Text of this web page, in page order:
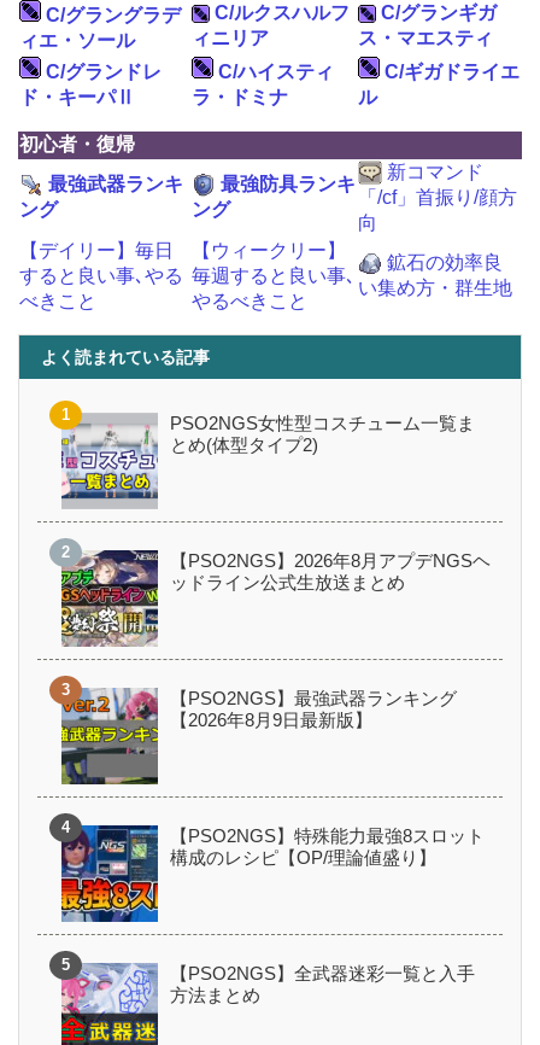
C/グラングラデ
ィエ・ソール
C/ルクスハルフ
ィニリア
C/グランギガ
ス・マエスティ
C/グランドレ
ド・キーパⅡ
C/ハイスティ
ラ・ドミナ
C/ギガドライエ
ル
初心者・復帰
最強武器ランキ
ング
最強防具ランキ
ング
新コマンド
「/cf」首振り/顔方
向
【デイリー】毎日
すると良い事､やる
べきこと
【ウィークリー】
毎週すると良い事､
やるべきこと
鉱石の効率良
い集め方・群生地
よく読まれている記事
PSO2NGS女性型コスチューム一覧ま
とめ(体型タイプ2)
【PSO2NGS】2026年8月アプデNGSヘ
ッドライン公式生放送まとめ
【PSO2NGS】最強武器ランキング
【2026年8月9日最新版】
【PSO2NGS】特殊能力最強8スロット
構成のレシピ【OP/理論値盛り】
【PSO2NGS】全武器迷彩一覧と入手
方法まとめ